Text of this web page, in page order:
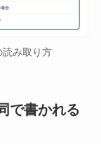
読み取り方
で書かれる